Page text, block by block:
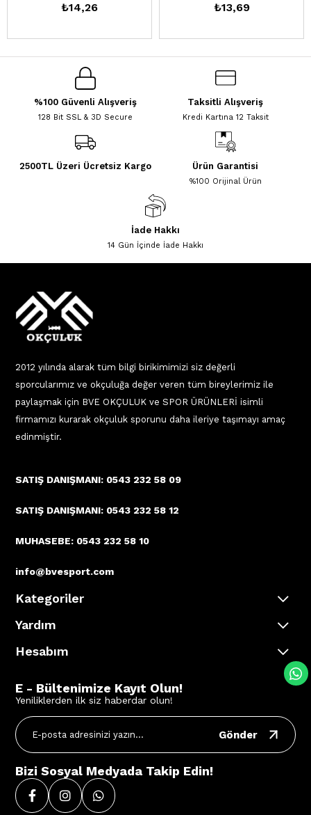
₺14,26 ₺13,69
%100 Güvenli Alışveriş
128 Bit SSL & 3D Secure
Taksitli Alışveriş
Kredi Kartına 12 Taksit
2500TL Üzeri Ücretsiz Kargo Ürün Garantisi
%100 Orijinal Ürün
İade Hakkı
14 Gün İçinde İade Hakkı
2012 yılında alarak tüm bilgi birikimimizi siz değerli
sporcularımız ve okçuluğa değer veren tüm bireylerimiz ile
paylaşmak için BVE OKÇULUK ve SPOR ÜRÜNLERİ isimli
firmamızı kurarak okçuluk sporunu daha ileriye taşımayı amaç
edinmiştir.
SATIŞ DANIŞMANI: 0543 232 58 09
SATIŞ DANIŞMANI: 0543 232 58 12
MUHASEBE: 0543 232 58 10
info@bvesport.com
Kategoriler
Yardım
Hesabım
E - Bültenimize Kayıt Olun!
Yeniliklerden ilk siz haberdar olun!
Gönder
Bizi Sosyal Medyada Takip Edin!